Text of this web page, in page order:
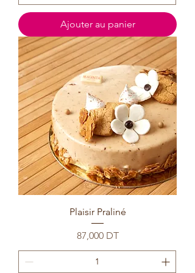
Ajouter au panier
Plaisir Praliné
Prix
87,000 DT